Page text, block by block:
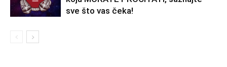
sve što vas čeka!